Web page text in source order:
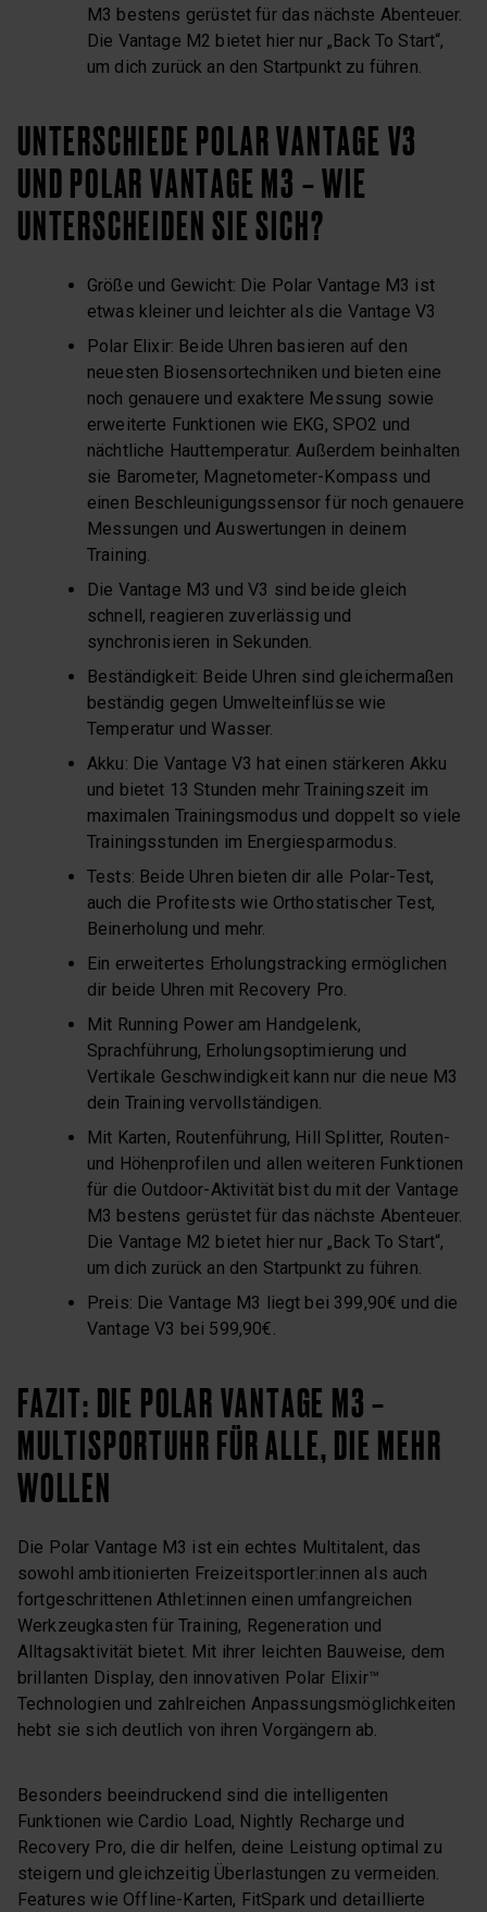
M3 bestens gerüstet für das nächste Abenteuer.
Die Vantage M2 bietet hier nur „Back To Start“,
um dich zurück an den Startpunkt zu führen.
UNTERSCHIEDE POLAR VANTAGE V3
UND POLAR VANTAGE M3 – WIE
UNTERSCHEIDEN SIE SICH?
Größe und Gewicht: Die Polar Vantage M3 ist
etwas kleiner und leichter als die Vantage V3
Polar Elixir: Beide Uhren basieren auf den
neuesten Biosensortechniken und bieten eine
noch genauere und exaktere Messung sowie
erweiterte Funktionen wie EKG, SPO2 und
nächtliche Hauttemperatur. Außerdem beinhalten
sie Barometer, Magnetometer-Kompass und
einen Beschleunigungssensor für noch genauere
Messungen und Auswertungen in deinem
Training.
Die Vantage M3 und V3 sind beide gleich
schnell, reagieren zuverlässig und
synchronisieren in Sekunden.
Beständigkeit: Beide Uhren sind gleichermaßen
beständig gegen Umwelteinflüsse wie
Temperatur und Wasser.
Akku: Die Vantage V3 hat einen stärkeren Akku
und bietet 13 Stunden mehr Trainingszeit im
maximalen Trainingsmodus und doppelt so viele
Trainingsstunden im Energiesparmodus.
Tests: Beide Uhren bieten dir alle Polar-Test,
auch die Profitests wie Orthostatischer Test,
Beinerholung und mehr.
Ein erweitertes Erholungstracking ermöglichen
dir beide Uhren mit Recovery Pro.
Mit Running Power am Handgelenk,
Sprachführung, Erholungsoptimierung und
Vertikale Geschwindigkeit kann nur die neue M3
dein Training vervollständigen.
Mit Karten, Routenführung, Hill Splitter, Routen-
und Höhenprofilen und allen weiteren Funktionen
für die Outdoor-Aktivität bist du mit der Vantage
M3 bestens gerüstet für das nächste Abenteuer.
Die Vantage M2 bietet hier nur „Back To Start“,
um dich zurück an den Startpunkt zu führen.
Preis: Die Vantage M3 liegt bei 399,90€ und die
Vantage V3 bei 599,90€.
FAZIT: DIE POLAR VANTAGE M3 –
MULTISPORTUHR FÜR ALLE, DIE MEHR
WOLLEN
Die Polar Vantage M3 ist ein echtes Multitalent, das
sowohl ambitionierten Freizeitsportler:innen als auch
fortgeschrittenen Athlet:innen einen umfangreichen
Werkzeugkasten für Training, Regeneration und
Alltagsaktivität bietet. Mit ihrer leichten Bauweise, dem
brillanten Display, den innovativen Polar Elixir™
Technologien und zahlreichen Anpassungsmöglichkeiten
hebt sie sich deutlich von ihren Vorgängern ab.
Besonders beeindruckend sind die intelligenten
Funktionen wie Cardio Load, Nightly Recharge und
Recovery Pro, die dir helfen, deine Leistung optimal zu
steigern und gleichzeitig Überlastungen zu vermeiden.
Features wie Offline-Karten, FitSpark und detaillierte